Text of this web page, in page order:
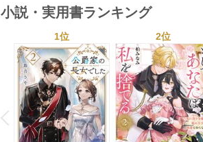
小説・実用書ランキング
P
r
e
v
i
o
u
s
1位 2位